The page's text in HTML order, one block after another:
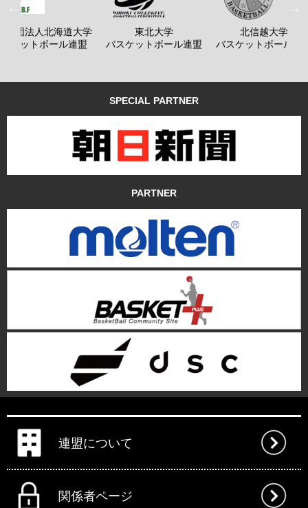
社団法人北海道大学
ケットボール連盟
東北大学
バスケットボール連盟
北信越大学
バスケットボール連
SPECIAL PARTNER
PARTNER
連盟について
関係者ページ